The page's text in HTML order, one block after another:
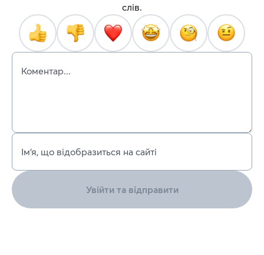
слів.
Коментар...
Ім’я, що відобразиться на сайті
Увійти та відправити